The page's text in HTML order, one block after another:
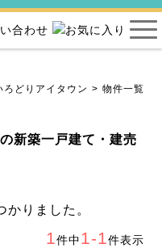
ろどりアイタウン 物件一覧
の新築一戸建て・建売
かりました。
1件中1-1件表示